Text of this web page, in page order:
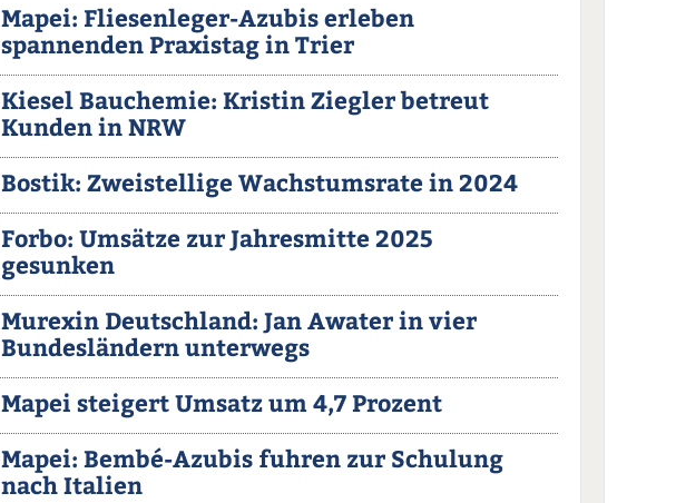
Mapei: Fliesenleger-Azubis erleben
spannenden Praxistag in Trier
Kiesel Bauchemie: Kristin Ziegler betreut
Kunden in NRW
Bostik: Zweistellige Wachstumsrate in 2024
Forbo: Umsätze zur Jahresmitte 2025
gesunken
Murexin Deutschland: Jan Awater in vier
Bundesländern unterwegs
Mapei steigert Umsatz um 4,7 Prozent
Mapei: Bembé-Azubis fuhren zur Schulung
nach Italien